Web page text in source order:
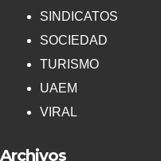
SINDICATOS
SOCIEDAD
TURISMO
UAEM
VIRAL
Archivos